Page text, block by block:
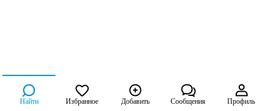
Найти Избранное Добавить Сообщения Профиль